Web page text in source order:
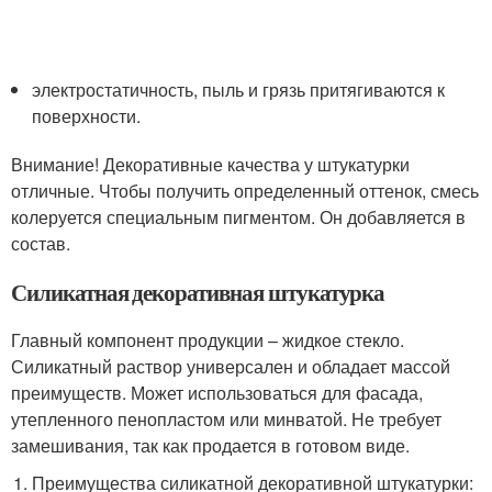
электростатичность, пыль и грязь притягиваются к
поверхности.
Внимание! Декоративные качества у штукатурки
отличные. Чтобы получить определенный оттенок, смесь
колеруется специальным пигментом. Он добавляется в
состав.
Силикатная декоративная штукатурка
Главный компонент продукции – жидкое стекло.
Силикатный раствор универсален и обладает массой
преимуществ. Может использоваться для фасада,
утепленного пенопластом или минватой. Не требует
замешивания, так как продается в готовом виде.
Преимущества силикатной декоративной штукатурки: